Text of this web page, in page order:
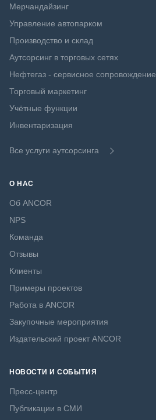
Мерчандайзинг
Управление автопарком
Производство и склад
Аутсорсинг в торговых сетях
Нефтегаз - сервисное сопровождение
Торговый маркетинг
Учётные функции
Инвентаризация
Все услуги аутсорсинга
О НАС
Об ANCOR
NPS
Команда
Отзывы
Клиенты
Примеры проектов
Работа в ANCOR
Закупочные мероприятия
Издательский проект ANCOR
НОВОСТИ И СОБЫТИЯ
Пресс-центр
Публикации в СМИ